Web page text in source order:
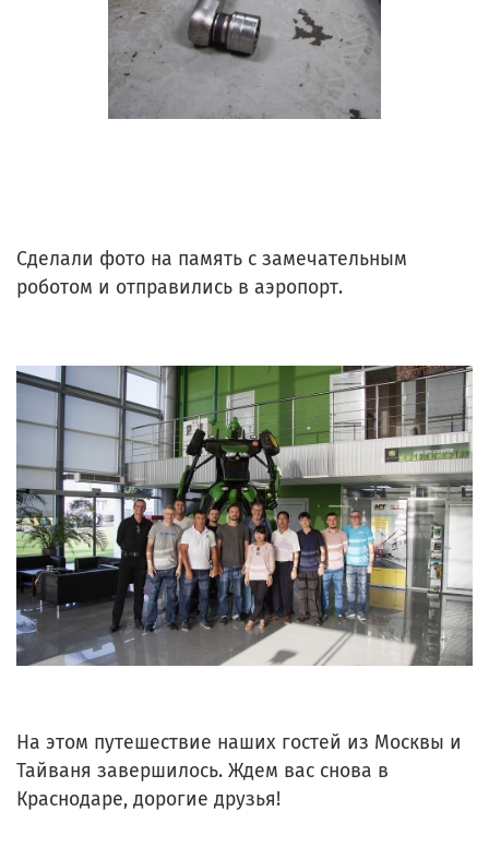
Сделали фото на память с замечательным
роботом и отправились в аэропорт.
На этом путешествие наших гостей из Москвы и
Тайваня завершилось. Ждем вас снова в
Краснодаре, дорогие друзья!